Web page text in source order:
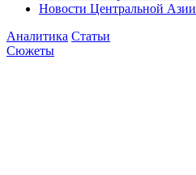
Новости Центральной Азии
Аналитика Статьи
Сюжеты